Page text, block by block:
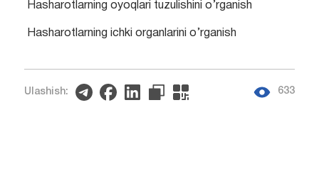
Hasharotlarning oyoqlari tuzulishini o’rganish
Hasharotlarning ichki organlarini o’rganish
Ulashish: 633